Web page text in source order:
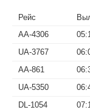
Рейс
AA-4306
UA-3767
AA-861
UA-5350
DL-1054